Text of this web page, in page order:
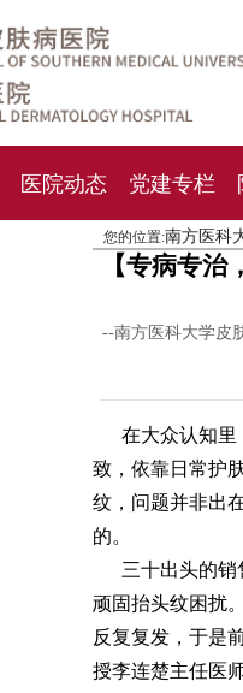
医院动态 党建专栏
就诊指南 人才
您的位置:南方医科
【专病专
--南方医科大学皮
在大众认知
致，依靠日常护
纹，问题并非出
的。
三十出头的
顽固抬头纹困扰
反复复发，于是
授李连楚主任医